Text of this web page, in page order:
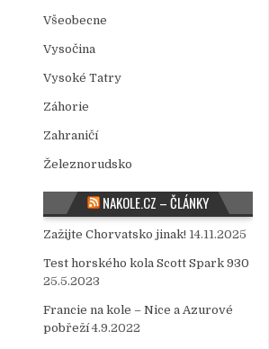
Všeobecne
Vysočina
Vysoké Tatry
Záhorie
Zahraničí
Železnorudsko
NAKOLE.CZ – ČLÁNKY
Zažijte Chorvatsko jinak! 14.11.2025
Test horského kola Scott Spark 930
25.5.2023
Francie na kole – Nice a Azurové
pobřeží 4.9.2022